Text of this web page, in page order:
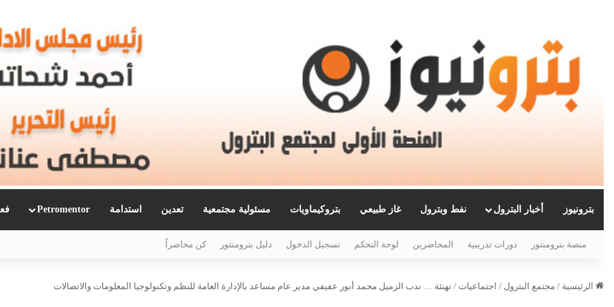
بترونيوز أخبار البترول نفط وبترول غاز طبيعي بتروكيماويات مسئولية مجتمعية تعدين استدامة Petromentor
منصة بترومنتور دورات تدريبية المحاضرين لوحة التحكم تسجيل الدخول دليل بترومنتور كن محاضراً
الرئيسية / مجتمع البترول / اجتماعيات / تهنئة … ندب الزميل محمد أنور عفيفي مدير عام مساعد بالإدارة العامة للنظم وتكنولوجيا المعلومات والاتصالات